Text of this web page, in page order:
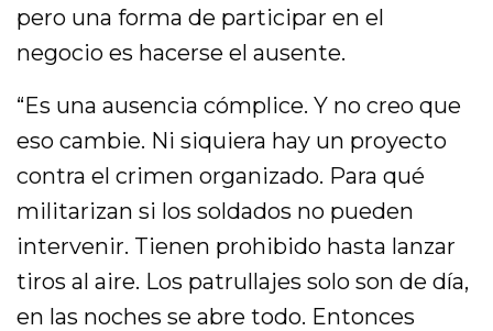
pero una forma de participar en el
negocio es hacerse el ausente.
“Es una ausencia cómplice. Y no creo que
eso cambie. Ni siquiera hay un proyecto
contra el crimen organizado. Para qué
militarizan si los soldados no pueden
intervenir. Tienen prohibido hasta lanzar
tiros al aire. Los patrullajes solo son de día,
en las noches se abre todo. Entonces